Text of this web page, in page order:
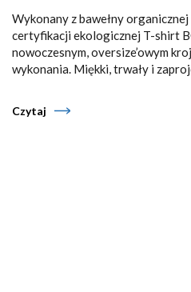
Wykonany z bawełny
certyfikacji ekologicznej T-shirt
nowoczesnym, oversize’owym
wykonania. Miękki, trwały i
Czytaj